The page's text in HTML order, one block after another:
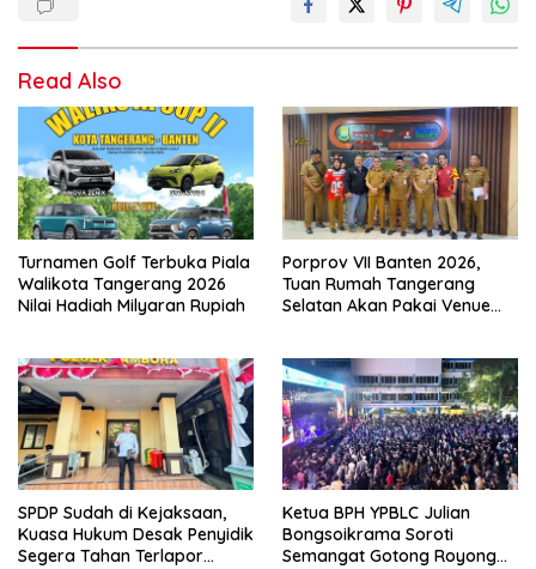
Read Also
Turnamen Golf Terbuka Piala
Walikota Tangerang 2026
Nilai Hadiah Milyaran Rupiah
Porprov VII Banten 2026,
Tuan Rumah Tangerang
Selatan Akan Pakai Venue
SPDP Sudah di Kejaksaan,
Kuasa Hukum Desak Penyidik
Segera Tahan Terlapor
Ketua BPH YPBLC Julian
Bongsoikrama Soroti
Semangat Gotong Royong